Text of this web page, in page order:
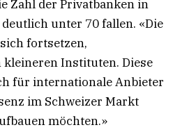
Zahl der Privatbanken in
unter 70 fallen. «Die
fortsetzen,
kleineren Instituten. Diese
für internationale Anbieter
im Schweizer Markt
möchten.»